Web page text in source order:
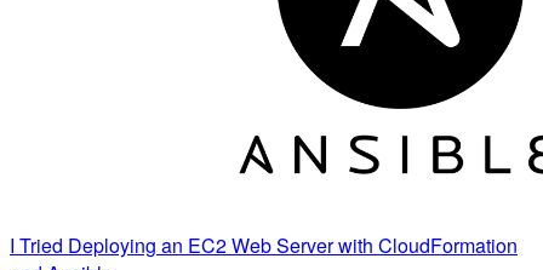
I Tried Deploying an EC2 Web Server with CloudFormation